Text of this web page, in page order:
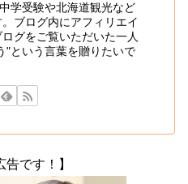
学受験や北海道観光など
ブログ内にアフィリエイ
グをご覧いただいた一人
"という言葉を贈りたいで
告です！】